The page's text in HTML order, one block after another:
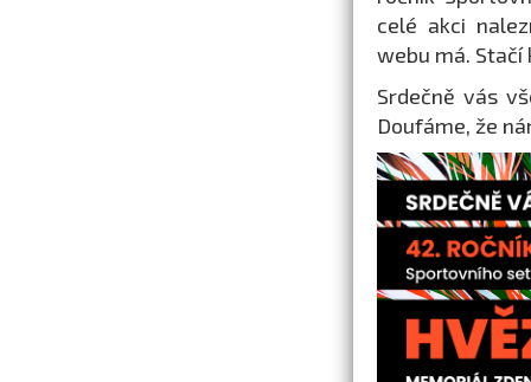
celé akci
webu má.
Srdečně vás
Doufáme, že